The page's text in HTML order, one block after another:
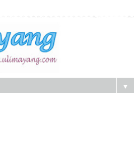
▼